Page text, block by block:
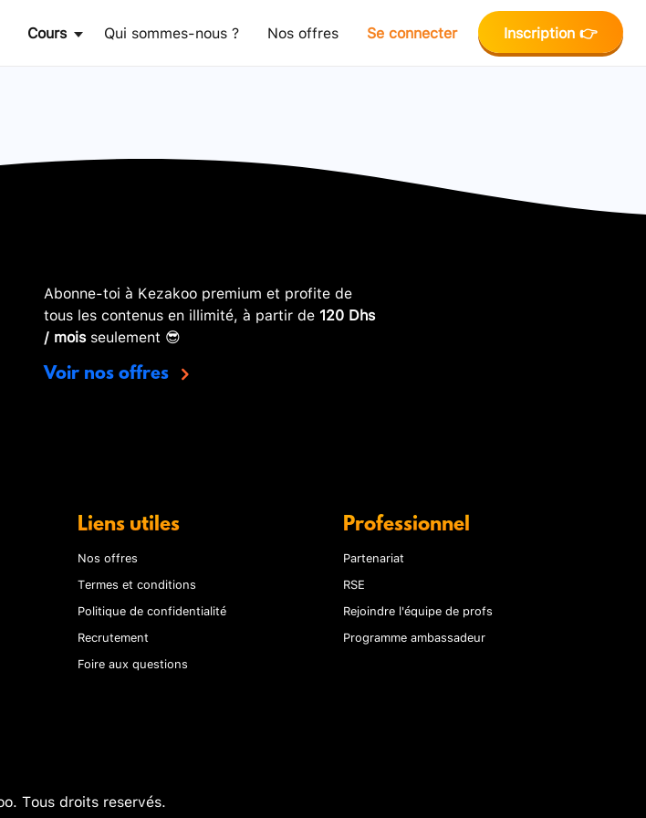
Cours Qui sommes-nous ? Nos offres Se connecter Inscription 👉
Abonne-toi à Kezakoo premium et profite de
tous les contenus en illimité, à partir de 120 Dhs
/ moisseulement 😎
Voir nos offres
Liens utiles
Nos offres
Termes et conditions
Politique de confidentialité
Recrutement
Foire aux questions
Professionnel
Partenariat
RSE
Rejoindre l'équipe de profs
Programme ambassadeur
Tous droits reservés.